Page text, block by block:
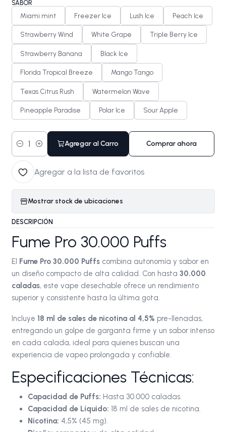
SABOR
Miami mint Freezer Ice Lush Ice Peach Ice
Strawberry Wind White Grape Triple Berry Ice
Strawberry Banana Black Ice
Florida Tropical Breeze Mango Tango
Texas Citrus Rush Watermelon Wave
Pineapple Paradise Polar Ice Sour Apple
Cantidad
Agregar al Carro Comprar ahora
Agregar a la lista de favoritos
Mostrar stock de ubicaciones
DESCRIPCIÓN
Fume Pro 30.000 Puffs
El Fume Pro 30.000 Puffscombina autonomía y sabor en
un diseño compacto de alta calidad. Con hasta 30.000
caladas, este vape desechable ofrece un rendimiento
superior y consistente hasta la última gota.
Incluye 18 ml de sales de nicotina al 4,5% pre-llenadas,
entregando un golpe de garganta firme y un sabor intenso
en cada calada, ideal para quienes buscan una
experiencia de vapeo prolongada y confiable.
Especificaciones Técnicas:
Capacidad de Puffs: Hasta 30.000 caladas.
Capacidad de Líquido: 18 ml de sales de nicotina.
Nicotina: 4,5% (45 mg).